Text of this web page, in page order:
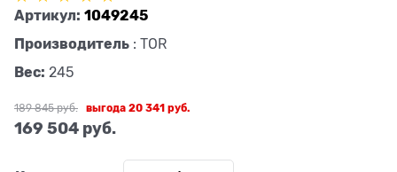
Артикул: 1049245
Производитель : TOR
Вес: 245
189 845 руб.
169 504 руб.
выгода20 341 руб.